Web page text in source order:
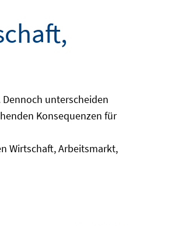
unterscheiden
Konsequenzen für
Wirtschaft, Arbeitsmarkt,